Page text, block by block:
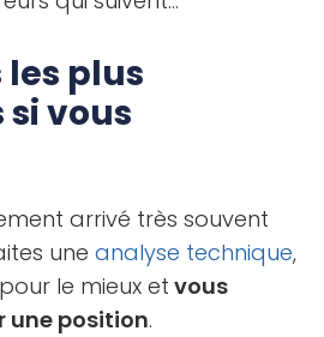
les plus
vous
arrivé très souvent
une analyse technique,
le mieux et vous
une position.